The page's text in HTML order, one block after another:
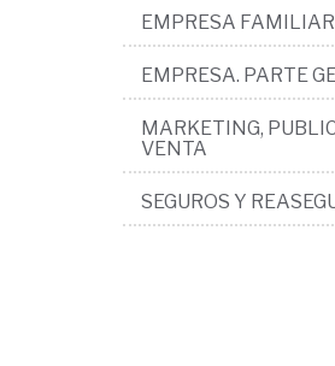
EMPRESA FAMILIAR
EMPRESA. PARTE
MARKETING,
VENTA
SEGUROS Y